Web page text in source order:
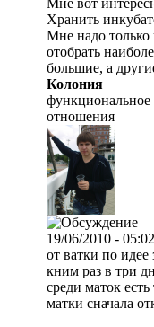
Мне вот
Хранить
Мне надо только
отобрать
большие, а
Колония
функциональное
отношения
19/06/2010 -
от ватки по
кним раз в три
среди маток
матки сначала